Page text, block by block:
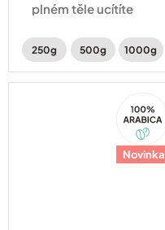
plném těle ucítíte
karamelu, perníku a
250g 500g 1000g
Novinka
Arabica